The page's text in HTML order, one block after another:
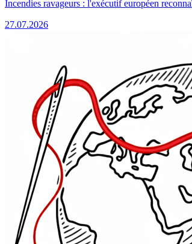
Incendies ravageurs : l'exécutif européen
27.07.2026